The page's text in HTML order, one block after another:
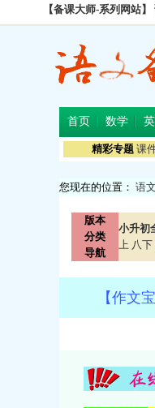
【备课大师-系列网站】
首页 数学
精彩专题 课
您现在的位置： 语
版本
分类
导航
小升初
上 八下
【作文